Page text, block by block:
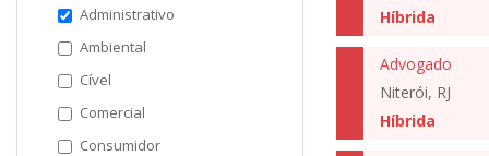
Administrativo
Ambiental
Cível
Comercial
Consumidor
Híbrida
Advogado
Niterói, RJ
Híbrida